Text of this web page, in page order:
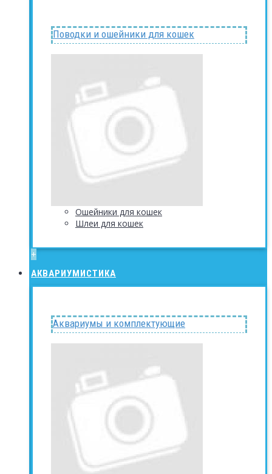
Поводки и ошейники для кошек
Ошейники для кошек
Шлеи для кошек
+
АКВАРИУМИСТИКА
Аквариумы и комплектующие